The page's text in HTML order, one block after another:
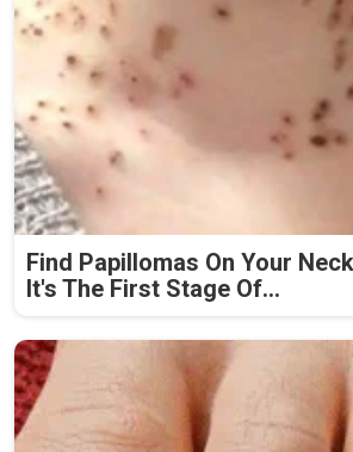
Find Papillomas On Your
It's The First Stage Of...